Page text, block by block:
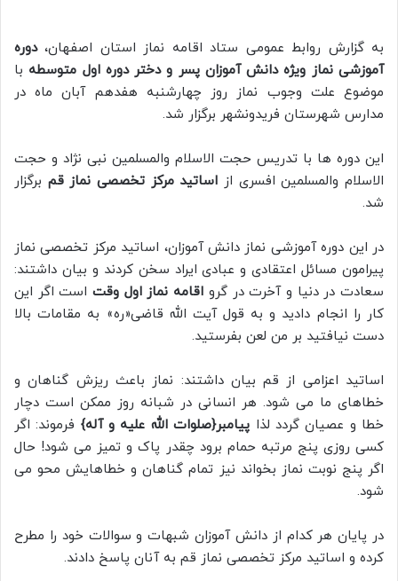
به گزارش روابط عمومی ستاد اقامه نماز استان اصفهان،دوره
آموزشی نماز ویژه دانش آموزان پسر و دختر دوره اول متوسطه با
موضوع علت وجوب نماز روز چهارشنبه هفدهم آبان ماه در
مدارس شهرستان فریدونشهر برگزار شد.
این دوره ها با تدریس حجت الاسلام والمسلمین نبی نژاد و حجت
الاسلام والمسلمین افسری از اساتید مرکز تخصصی نماز قم برگزار
شد.
در این دوره آموزشی نماز دانش آموزان، اساتید مرکز تخصصی نماز
پیرامون مسائل اعتقادی و عبادی ایراد سخن کردند و بیان داشتند:
سعادت در دنیا و آخرت در گرو اقامه نماز اول وقتاست اگر این
کار را انجام دادید و به قول آیت الله قاضی«ره» به مقامات بالا
دست نیافتید بر من لعن بفرستید.
اساتید اعزامی از قم بیان داشتند: نماز باعث ریزش گناهان و
خطاهای ما می شود. هر انسانی در شبانه روز ممکن است دچار
خطا و عصیان گردد لذا پیامبر{صلوات الله علیه و آله} فرموند: اگر
کسی روزی پنج مرتبه حمام برود چقدر پاک و تمیز می شود! حال
اگر پنج نوبت نماز بخواند نیز تمام گناهان و خطاهایش محو می
شود.
در پایان هر کدام از دانش آموزان شبهات و سوالات خود را مطرح
کرده و اساتید مرکز تخصصی نماز قم به آنان پاسخ دادند.